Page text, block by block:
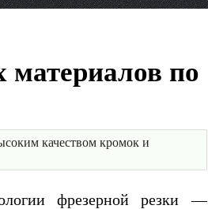
материалов по
качеством кромок и
фрезерной резки —